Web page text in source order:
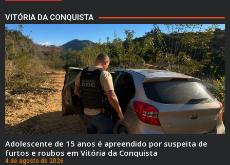
VITÓRIA DA CONQUISTA
Adolescente de 15 anos é apreendido por suspeita de
furtos e roubos em Vitória da Conquista
4 de agosto de 2026